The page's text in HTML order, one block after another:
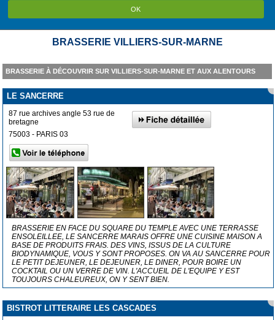
OK
BRASSERIE VILLIERS-SUR-MARNE
BRASSERIE À DÉCOUVRIR SUR VILLIERS-SUR-MARNE ET AUX ALENTOURS
LE SANCERRE
87 rue archives angle 53 rue de
bretagne
75003 - PARIS 03
BRASSERIE EN FACE DU SQUARE DU TEMPLE AVEC UNE TERRASSE
ENSOLEILLEE, LE SANCERRE MARAIS OFFRE UNE CUISINE MAISON A
BASE DE PRODUITS FRAIS. DES VINS, ISSUS DE LA CULTURE
BIODYNAMIQUE, VOUS Y SONT PROPOSES. ON VA AU SANCERRE POUR
LE PETIT DEJEUNER, LE DEJEUNER, LE DINER, POUR BOIRE UN
COCKTAIL OU UN VERRE DE VIN. L'ACCUEIL DE L'EQUIPE Y EST
TOUJOURS CHALEUREUX, ON Y SENT BIEN.
BISTROT LITTERAIRE LES CASCADES